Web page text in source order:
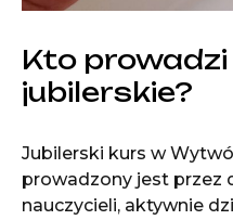
Kto
jubilerskie?
Jubilerski kurs w
prowadzony jest przez
nauczycieli, aktywnie